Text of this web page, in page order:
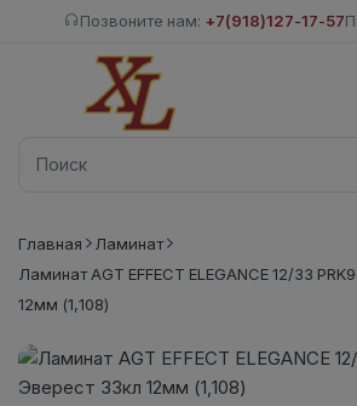
Позвоните нам: +7(918)127-17-57
Главная
Ламинат
Ламинат AGT EFFECT ELEGANCE 12/33
12мм (1,108)